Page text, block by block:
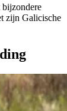
bijzondere
zijn Galicische